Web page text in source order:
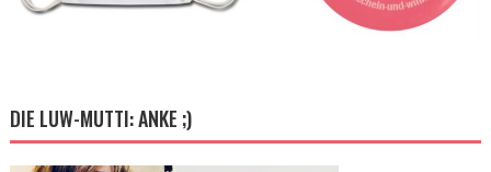
DIE LUW-MUTTI: ANKE ;)